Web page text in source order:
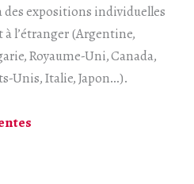
des expositions individuelles
l’étranger (Argentine,
Royaume-Uni, Canada,
Unis, Italie, Japon…).